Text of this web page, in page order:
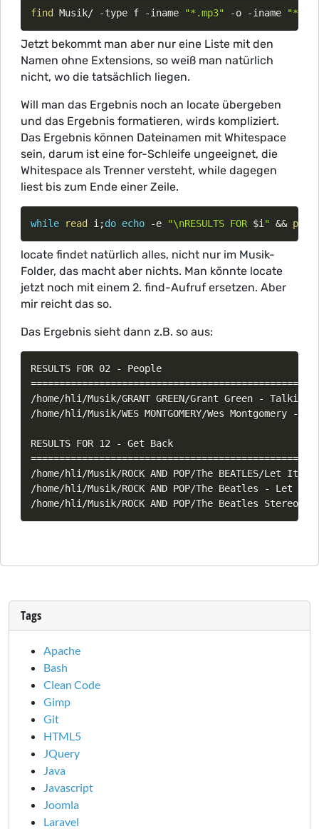
find Musik/ -type f -iname "*.mp3" -o -iname
Jetzt bekommt man aber nur eine Liste mit den
Namen ohne Extensions, so weiß man natürlich
nicht, wo die tatsächlich liegen.
Will man das Ergebnis noch an locate übergeben
und das Ergebnis formatieren, wirds kompliziert.
Das Ergebnis können Dateinamen mit Whitespace
sein, darum ist eine for-Schleife ungeeignet, die
Whitespace als Trenner versteht, while dagegen
liest bis zum Ende einer Zeile.
while read i ;do echo -e "\nRESULTS FOR $i " &&
locate findet natürlich alles, nicht nur im Musik-
Folder, das macht aber nichts. Man könnte locate
jetzt noch mit einem 2. find-Aufruf ersetzen. Aber
mir reicht das so.
Das Ergebnis sieht dann z.B. so aus:
RESULTS FOR 02 - People
/home/hli/Musik/GRANT GREEN/Grant Green -
/home/hli/Musik/WES MONTGOMERY/Wes Montgomery
RESULTS FOR 12 - Get Back
/home/hli/Musik/ROCK AND POP/The BEATLES/Let It
/home/hli/Musik/ROCK AND POP/The Beatles - Let
Tags
Apache
Bash
Clean Code
Gimp
Git
HTML5
JQuery
Java
Javascript
Joomla
Laravel